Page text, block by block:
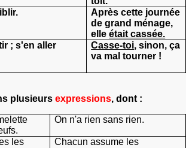
Après cette journée
de grand ménage,
elleétait cassée.
; s'en aller Casse-toi, sinon, ça
va mal tourner !
plusieurs expressions, dont :
On n'a rien sans rien.
les
Chacun assume les